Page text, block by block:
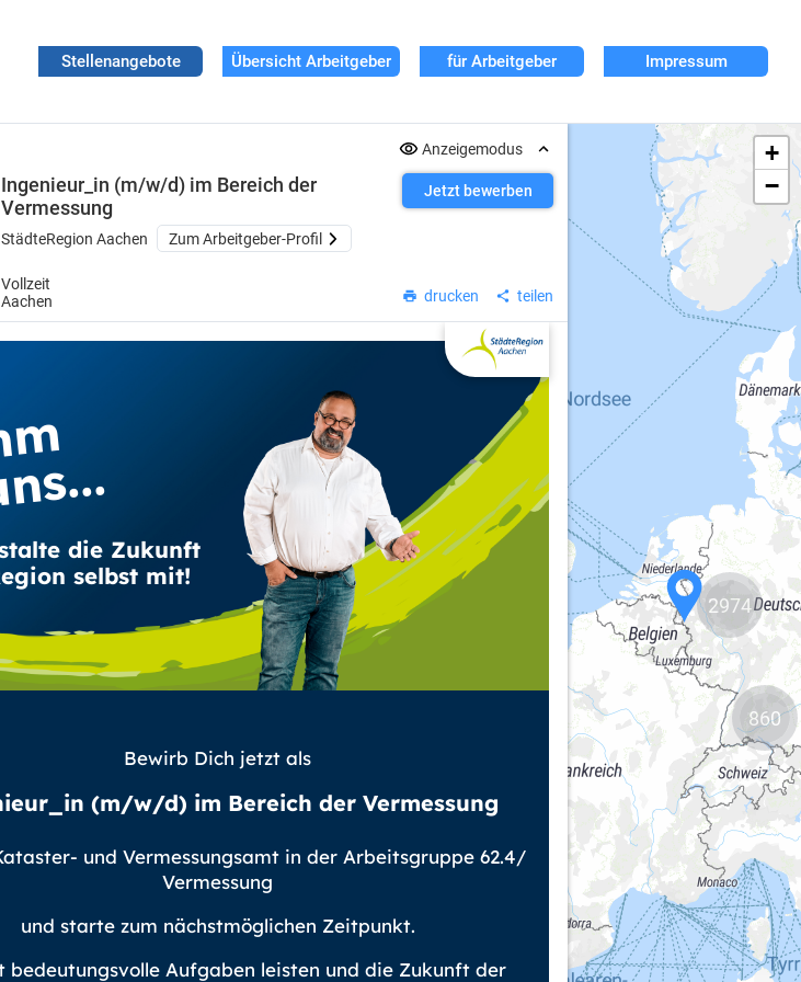
Stellenangebote Übersicht Arbeitgeber für Arbeitgeber Impressum
Anzeigemodus
Ingenieur_in (m/w/d) im Bereich der
Vermessung
StädteRegion Aachen Zum Arbeitgeber-Profil
Vollzeit
Aachen
Jetzt bewerben
drucken teilen
2974
860
+
−